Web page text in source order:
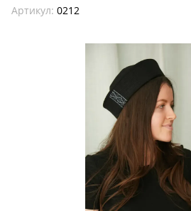
Артикул: 0212